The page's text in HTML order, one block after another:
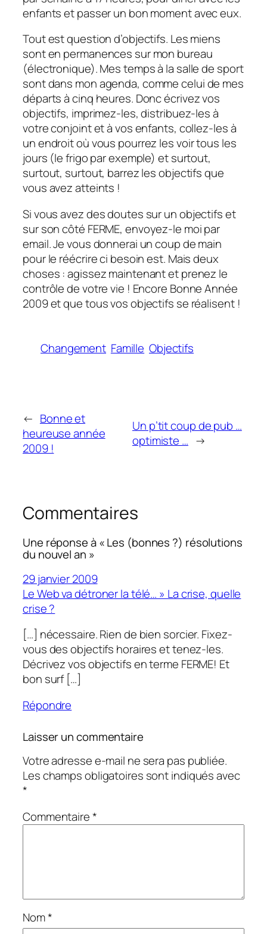
enfants et passer un bon moment avec eux.
Tout est question d’objectifs. Les miens
sont en permanences sur mon bureau
(électronique). Mes temps à la salle de sport
sont dans mon agenda, comme celui de mes
départs à cinq heures. Donc écrivez vos
objectifs, imprimez-les, distribuez-les à
votre conjoint et à vos enfants, collez-les à
un endroit où vous pourrez les voir tous les
jours (le frigo par exemple) et surtout,
surtout, surtout, barrez les objectifs que
vous avez atteints !
Si vous avez des doutes sur un objectifs et
sur son côté FERME, envoyez-le moi par
email. Je vous donnerai un coup de main
pour le réécrire ci besoin est. Mais deux
choses : agissez maintenant et prenez le
contrôle de votre vie ! Encore Bonne Année
2009 et que tous vos objectifs se réalisent !
Changement Famille Objectifs
← Bonne et
heureuse année
2009 !
Un p’tit coup de pub …
optimiste … →
Commentaires
Une réponse à « Les (bonnes ?) résolutions
du nouvel an »
29 janvier 2009
Le Web va détroner la télé… » La crise, quelle
crise ?
[…] nécessaire. Rien de bien sorcier. Fixez-
vous des objectifs horaires et tenez-les.
Décrivez vos objectifs en terme FERME! Et
bon surf […]
Répondre
Laisser un commentaire
Votre adresse e-mail ne sera pas publiée.
Les champs obligatoires sont indiqués avec
*
Commentaire*
Nom*